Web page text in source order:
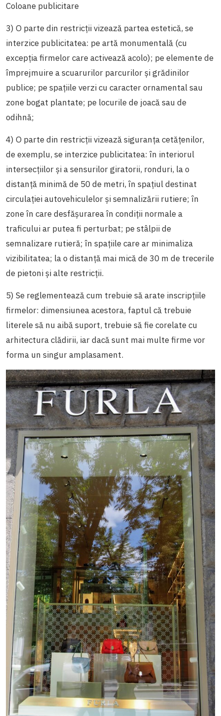
Coloane publicitare
3) O parte din restricții vizează partea estetică, se
interzice publicitatea: pe artă monumentală (cu
excepția firmelor care activează acolo); pe elemente de
împrejmuire a scuarurilor parcurilor și grădinilor
publice; pe spaţiile verzi cu caracter ornamental sau
zone bogat plantate; pe locurile de joacă sau de
odihnă;
4) O parte din restricții vizează siguranța cetățenilor,
de exemplu, se interzice publicitatea: în interiorul
intersecţiilor şi a sensurilor giratorii, ronduri, la o
distanță minimă de 50 de metri, în spaţiul destinat
circulaţiei autovehiculelor şi semnalizării rutiere; în
zone în care desfăşurarea în condiţii normale a
traficului ar putea fi perturbat; pe stâlpii de
semnalizare rutieră; în spațiile care ar minimaliza
vizibilitatea; la o distanţă mai mică de 30 m de trecerile
de pietoni și alte restricții.
5) Se reglementează cum trebuie să arate inscripțiile
firmelor: dimensiunea acestora, faptul că trebuie
literele să nu aibă suport, trebuie să fie corelate cu
arhitectura clădirii, iar dacă sunt mai multe firme vor
forma un singur amplasament.